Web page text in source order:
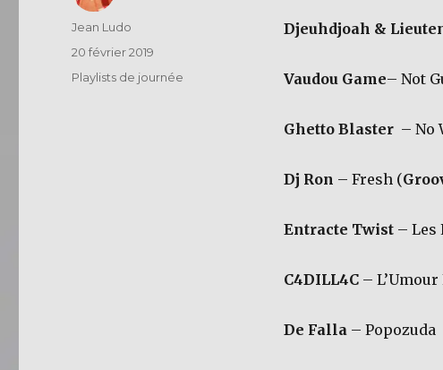
Djeuhdjoah &
Vaudou Game– Not
Ghetto Blaster – No
Dj Ron – Fresh (
Entracte Twist– Les
C4DILL4C – L’Umour
De Falla– Popozuda
Auteur
Jean Ludo
Publié
le
20 février 2019
Catégories
Playlists de journée